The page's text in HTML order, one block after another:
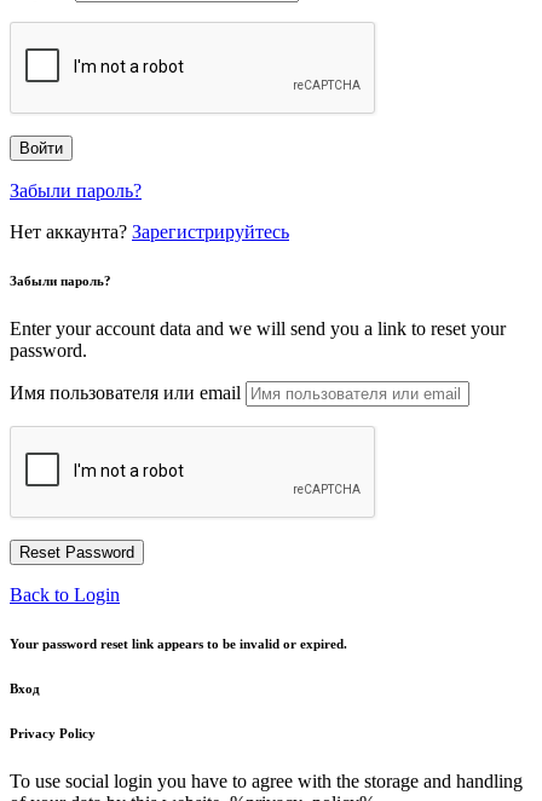
Забыли пароль?
Нет аккаунта? Зарегистрируйтесь
Забыли пароль?
Enter your account data and we will send you a link to reset your
password.
Имя пользователя или email
Back to Login
Your password reset link appears to be invalid or expired.
Вход
Privacy Policy
To use social login you have to agree with the storage and handling